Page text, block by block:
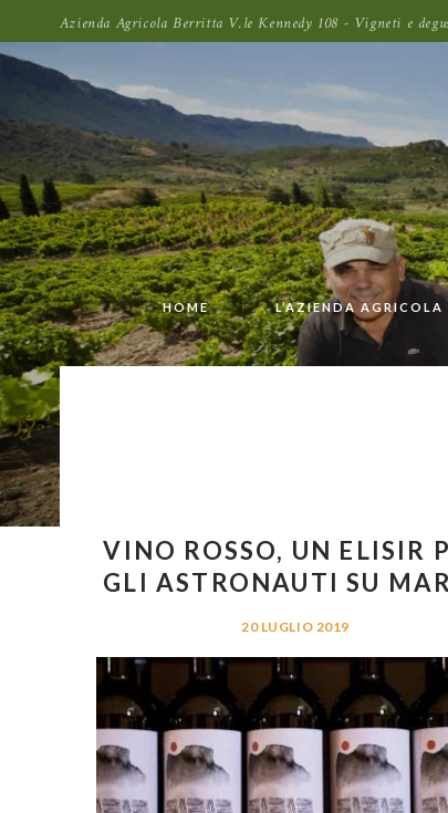
Azienda Agricola Berritta V.le Kennedy 108 - Vigneti e
HOME L’AZIENDA AGRICOLA
VINO ROSSO, UN ELISIR
GLI ASTRONAUTI SU
20 LUGLIO 2019